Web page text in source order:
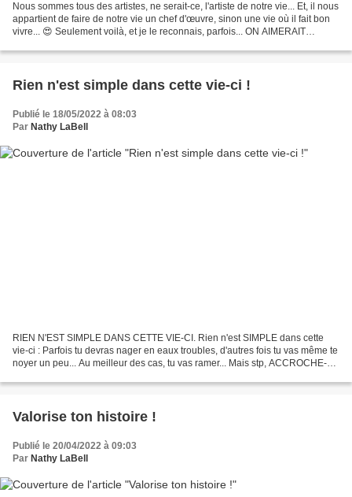
Nous sommes tous des artistes, ne serait-ce, l'artiste de notre vie... Et, il nous
appartient de faire de notre vie un chef d'œuvre, sinon une vie où il fait bon
vivre... 😍 Seulement voilà, et je le reconnais, parfois... ON AIMERAIT
Rien n'est simple dans cette vie-ci !
Publié le 18/05/2022 à 08:03
Par Nathy LaBell
RIEN N'EST SIMPLE DANS CETTE VIE-CI. Rien n'est SIMPLE dans cette
vie-ci : Parfois tu devras nager en eaux troubles, d'autres fois tu vas même te
noyer un peu... Au meilleur des cas, tu vas ramer... Mais stp, ACCROCHE-
Valorise ton histoire !
Publié le 20/04/2022 à 09:03
Par Nathy LaBell